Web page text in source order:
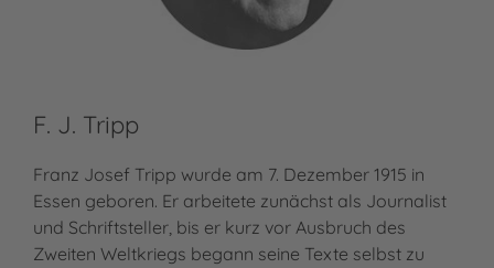
F. J. Tripp
Franz Josef Tripp wurde am 7. Dezember 1915 in
Essen geboren. Er arbeitete zunächst als Journalist
und Schriftsteller, bis er kurz vor Ausbruch des
Zweiten Weltkriegs begann seine Texte selbst zu